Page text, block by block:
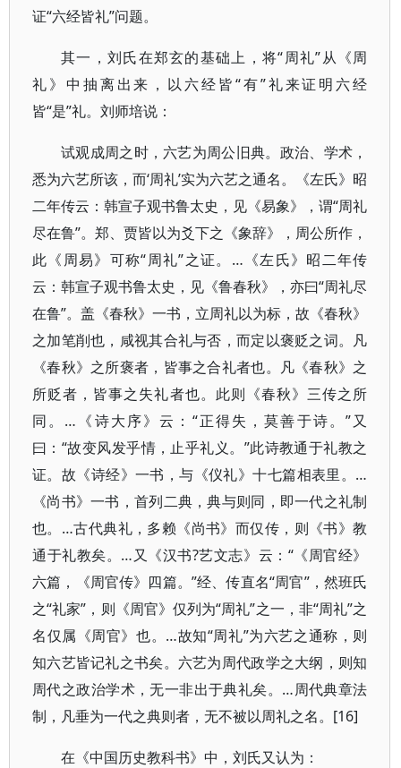
证“六经皆礼”问题。
其一，刘氏在郑玄的基础上，将“周礼”从《周
礼》中抽离出来，以六经皆“有”礼来证明六经
皆“是”礼。刘师培说：
试观成周之时，六艺为周公旧典。政治、学术，
悉为六艺所该，而‘周礼’实为六艺之通名。《左氏》昭
二年传云：韩宣子观书鲁太史，见《易象》，谓“周礼
尽在鲁”。郑、贾皆以为爻下之《象辞》，周公所作，
此《周易》可称“周礼”之证。…《左氏》昭二年传
云：韩宣子观书鲁太史，见《鲁春秋》，亦曰“周礼尽
在鲁”。盖《春秋》一书，立周礼以为标，故《春秋》
之加笔削也，咸视其合礼与否，而定以褒贬之词。凡
《春秋》之所褒者，皆事之合礼者也。凡《春秋》之
所贬者，皆事之失礼者也。此则《春秋》三传之所
同。…《诗大序》云：“正得失，莫善于诗。”又
曰：“故变风发乎情，止乎礼义。”此诗教通于礼教之
证。故《诗经》一书，与《仪礼》十七篇相表里。…
《尚书》一书，首列二典，典与则同，即一代之礼制
也。…古代典礼，多赖《尚书》而仅传，则《书》教
通于礼教矣。…又《汉书?艺文志》云：“《周官经》
六篇，《周官传》四篇。”经、传直名“周官”，然班氏
之“礼家”，则《周官》仅列为“周礼”之一，非“周礼”之
名仅属《周官》也。…故知“周礼”为六艺之通称，则
知六艺皆记礼之书矣。六艺为周代政学之大纲，则知
周代之政治学术，无一非出于典礼矣。…周代典章法
制，凡垂为一代之典则者，无不被以周礼之名。[16]
在《中国历史教科书》中，刘氏又认为：